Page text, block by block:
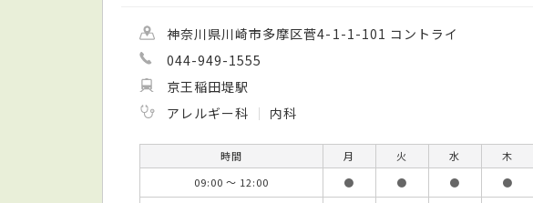
神奈川県川崎市多摩区菅4-1-1-101 コントライ
044-949-1555
京王稲田堤駅
アレルギー科
内科
時間 月 火 水 木
09:00 ～ 12:00
● ● ● ●